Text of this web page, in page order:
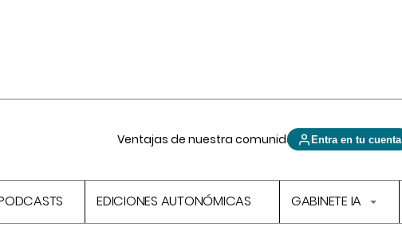
Ventajas de nuestra comunidad Entra en tu cuenta
EDICIONES AUTONÓMICAS GABINETE IA